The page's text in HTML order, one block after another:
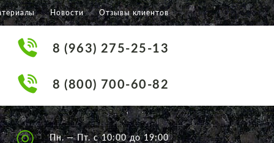
Новости Отзывы клиентов
8 (963) 275-25-13
8 (800) 700-60-82
Пн. — Пт. с 10:00 до 19:00